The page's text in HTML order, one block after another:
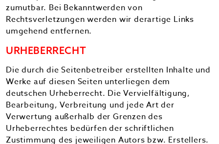
zumutbar. Bei Bekanntwerden von
Rechtsverletzungen werden wir derartige Links
umgehend entfernen.
URHEBERRECHT
Die durch die Seitenbetreiber erstellten Inhalte und
Werke auf diesen Seiten unterliegen dem
deutschen Urheberrecht. Die Vervielfältigung,
Bearbeitung, Verbreitung und jede Art der
Verwertung außerhalb der Grenzen des
Urheberrechtes bedürfen der schriftlichen
Zustimmung des jeweiligen Autors bzw. Erstellers.